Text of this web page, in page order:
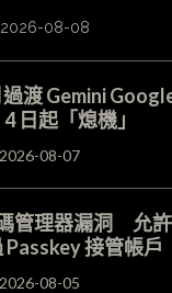
2026-08-08
渡 Gemini
日起「熄機」
2026-08-07
管理器漏洞 允
接管帳戶
2026-08-05